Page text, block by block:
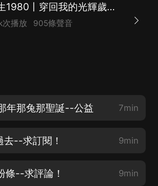
重生1980丨穿回我的光輝歲月丨70年代文丨都市改革開放丨幽默丨商戰創業暴富逆襲
次播放 905條聲音
年那兔那聖誕--公益 7min
去--求訂閱！ 9min
條--求評論！ 9min